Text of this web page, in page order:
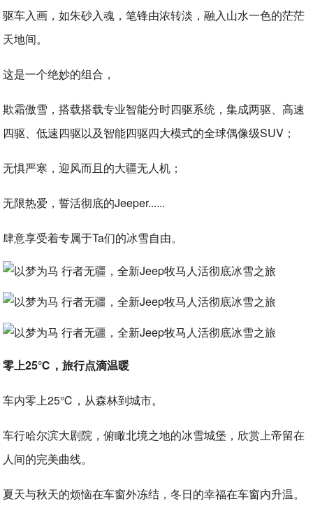
驱车入画，如朱砂入魂，笔锋由浓转淡，融入山水一色的茫茫
天地间。
这是一个绝妙的组合，
欺霜傲雪，搭载搭载专业智能分时四驱系统，集成两驱、高速
四驱、低速四驱以及智能四驱四大模式的全球偶像级SUV；
无惧严寒，迎风而且的大疆无人机；
无限热爱，誓活彻底的Jeeper......
肆意享受着专属于Ta们的冰雪自由。
零上25℃，旅行点滴温暖
车内零上25℃，从森林到城市。
车行哈尔滨大剧院，俯瞰北境之地的冰雪城堡，欣赏上帝留在
人间的完美曲线。
夏天与秋天的烦恼在车窗外冻结，冬日的幸福在车窗内升温。